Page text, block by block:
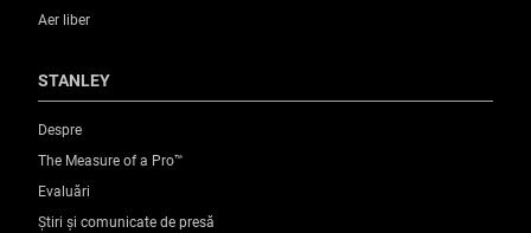
Aer liber
STANLEY
Despre
The Measure of a Pro™
Evaluări
Știri și comunicate de presă